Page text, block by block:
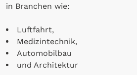
in Branchen wie:
Luftfahrt,
Medizintechnik,
Automobilbau
und Architektur